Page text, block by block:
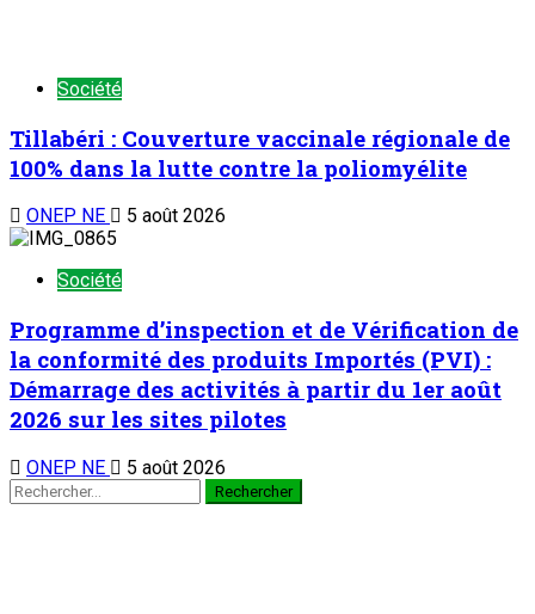
Société
Tillabéri : Couverture vaccinale régionale de
100% dans la lutte contre la poliomyélite
ONEP NE 5 août 2026
Société
Programme d’inspection et de Vérification de
la conformité des produits Importés (PVI) :
Démarrage des activités à partir du 1er août
2026 sur les sites pilotes
ONEP NE 5 août 2026